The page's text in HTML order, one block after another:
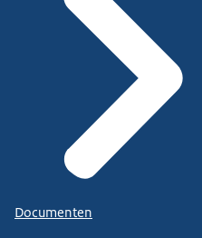
Documenten